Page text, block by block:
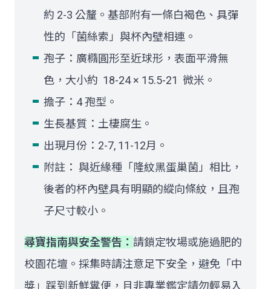
約 2-3 公釐。基部附有一條白褐色、具彈
性的「菌絲索」與杯內壁相連。
孢子：廣橢圓形至近球形，表面平滑無
色，大小約 18-24 × 15.5-21 微米。
擔子：4 孢型。
生長基質：土棲腐生。
出現月份：2-7, 11-12月。
附註： 與近緣種「隆紋黑蛋巢菌」相比，
後者的杯內壁具有明顯的縱向條紋，且孢
子尺寸較小。
尋寶指南與安全警告： 請鎖定牧場或施過肥的
校園花壇。採集時請注意足下安全，避免「中
獎」踩到新鮮糞便，且非專業鑑定請勿輕易入